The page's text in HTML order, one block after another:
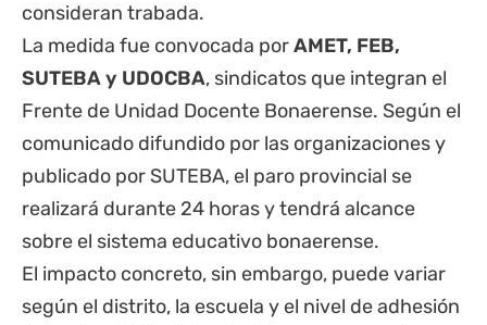
consideran trabada.
La medida fue convocada porAMET, FEB,
SUTEBA y UDOCBA, sindicatos que integran el
Frente de Unidad Docente Bonaerense. Según el
comunicado difundido por las organizaciones y
publicado por SUTEBA, el paro provincial se
realizará durante 24 horas y tendrá alcance
sobre el sistema educativo bonaerense.
El impacto concreto, sin embargo, puede variar
según el distrito, la escuela y el nivel de adhesión